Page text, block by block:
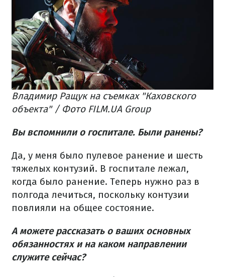
Владимир Ращук на съемках "Каховского
объекта" / Фото FILM.UA Group
Вы вспомнили о госпитале. Были ранены?
Да, у меня было пулевое ранение и шесть
тяжелых контузий. В госпитале лежал,
когда было ранение. Теперь нужно раз в
полгода лечиться, поскольку контузии
повлияли на общее состояние.
А можете рассказать о ваших основных
обязанностях и на каком направлении
служите сейчас?